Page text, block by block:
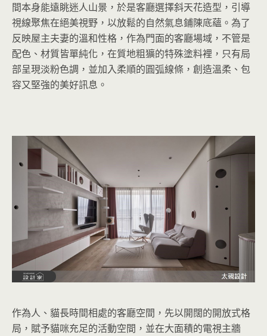
間本身能遠眺迷人山景，於是客廳選擇斜天花造型，引導
視線聚焦在絕美視野，以放鬆的自然氣息鋪陳底蘊。為了
反映屋主夫妻的溫和性格，作為門面的客廳場域，不管是
配色、材質皆單純化，在質地粗獷的特殊塗料裡，只有局
部呈現淡粉色調，並加入柔順的圓弧線條，創造溫柔、包
容又堅強的美好訊息。
作為人、貓長時間相處的客廳空間，先以開闊的開放式格
局 ，賦予貓咪充足的活動空間，並在大面積的電視主牆